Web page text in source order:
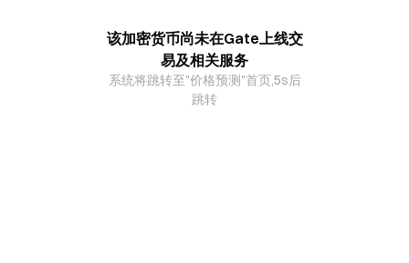
该加密货币尚未在Gate上线交
易及相关服务
系统将跳转至"价格预测"首页,5s后
跳转